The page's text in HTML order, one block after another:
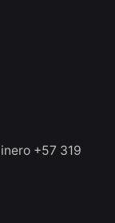
+57 319